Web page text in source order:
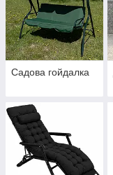
Садова гойдалка